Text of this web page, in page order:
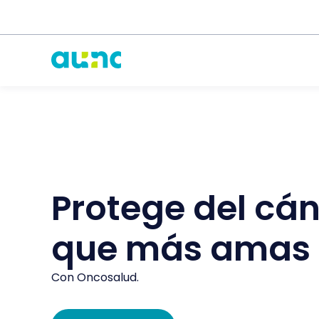
Protege del
que más amas
Con Oncosalud.